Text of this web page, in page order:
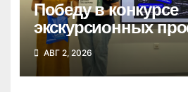
Победу в конкурсе
экскурсионных
одержала
Татарска
АВГ 2, 2026